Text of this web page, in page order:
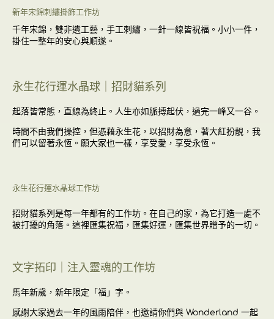
新年宋錦刺繡掛飾工作坊
千年宋錦，雙非遺工藝， 手工刺繡，一針一線皆祝福。 小小一件，
掛住一整年的安心與順遂。
永生花行運水晶球｜招財貓系列
起落皆常態，直線為終止。人生亦如脈搏起伏，過完一峰又一谷。
時間不由我們操控，但憑藉永生花，以招財為意，著大紅扮靚，我
們可以留著永恆。願大家也一樣，享受愛，享受永恆。
永生花行運水晶球工作坊
招財貓系列是每一年都有的工作坊。在自己的家，為它打造一處不
被打擾的角落。這裡匯集祝福，匯集好運，匯集世界贈予的一切。
文字拓印｜注入靈魂的工作坊
馬年新歲，新年限定「福」字。
感謝大家過去一年的風雨陪伴，也邀請你們與 Wonderland 一起